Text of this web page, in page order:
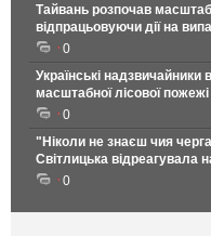
Тайвань розпочав
відпрацьовуючи дії на
0
Українські надзвичайники
масштабної лісової пожежі
0
"Ніколи не знаєш чия
Світлицька відреагувала
0